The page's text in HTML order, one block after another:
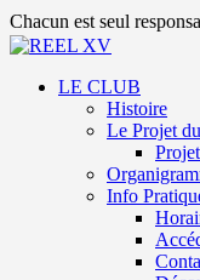
Chacun est seul
LE CLUB
Histoire
Le Projet
Info